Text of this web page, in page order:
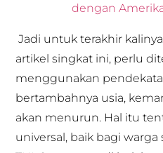
dengan
Jadi untuk terakhir
artikel singkat ini, perlu
menggunakan
bertambahnya usia,
akan menurun. Hal itu
universal, baik bagi